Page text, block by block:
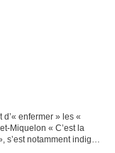
enfermer » les «
Miquelon « C’est la
notamment indigné